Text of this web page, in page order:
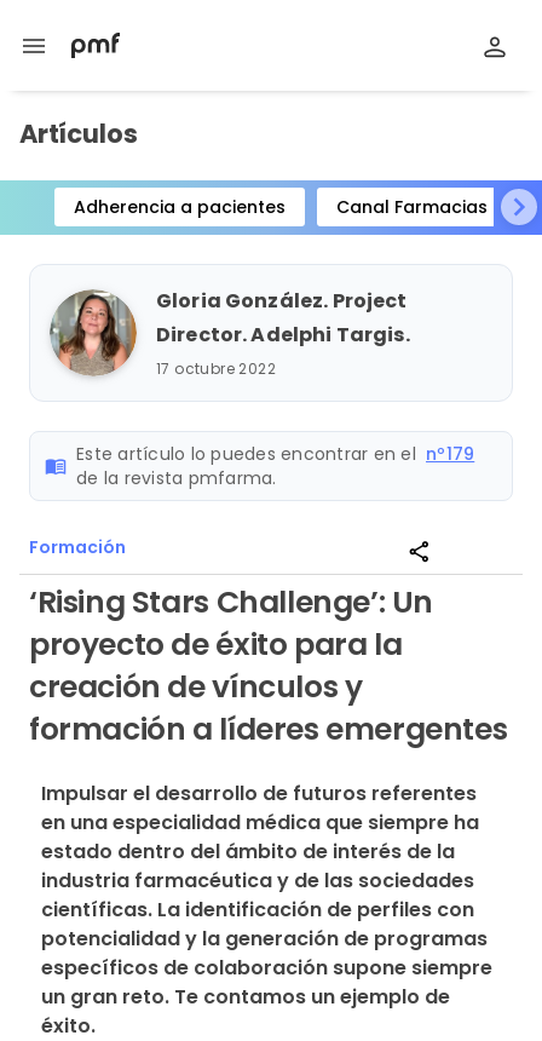
menu
Artículos
Adherencia a pacientes Canal Farmacias
Item
1
15
Gloria González. Project
Director. Adelphi Targis.
17 octubre 2022
menu_book Este artículo lo puedes encontrar en el nº179
de la revista pmfarma.
Formación share
‘Rising Stars Challenge’: Un
proyecto de éxito para la
creación de vínculos y
formación a líderes emergentes
Impulsar el desarrollo de futuros referentes
en una especialidad médica que siempre ha
estado dentro del ámbito de interés de la
industria farmacéutica y de las sociedades
científicas. La identificación de perfiles con
potencialidad y la generación de programas
específicos de colaboración supone siempre
un gran reto. Te contamos un ejemplo de
éxito.